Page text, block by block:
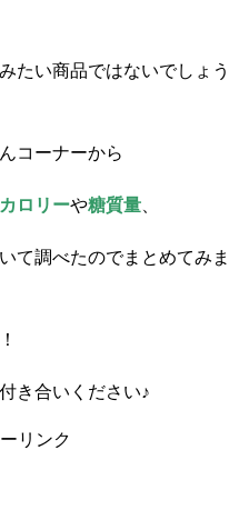
たい商品ではないでしょう
コーナーから
カロリーや糖質量
て調べたのでまとめてみま
き合いください♪
リンク